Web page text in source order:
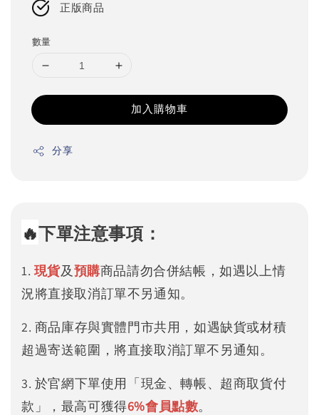
正版商品
數量
加入購物車
分享
🔥下單注意事項：
1. 現貨及預購商品請勿合併結帳，如遇以上情
況將直接取消訂單不另通知。
2. 商品庫存與實體門市共用，如遇缺貨或材積
超過寄送範圍，將直接取消訂單不另通知。
3. 於官網下單使用「現金、轉帳、超商取貨付
款」，最高可獲得6%會員點數。